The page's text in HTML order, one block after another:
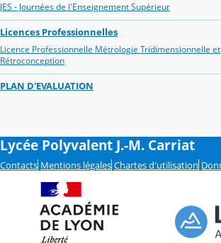
JES - Journées de l'Enseignement Supérieur
Licences Professionnelles
Licence Professionnelle Métrologie Tridimensionnelle et
Rétroconception
PLAN D'EVALUATION
Lycée Polyvalent J.-M. Carriat
Contacts Mentions légales Chartes d'utilisation